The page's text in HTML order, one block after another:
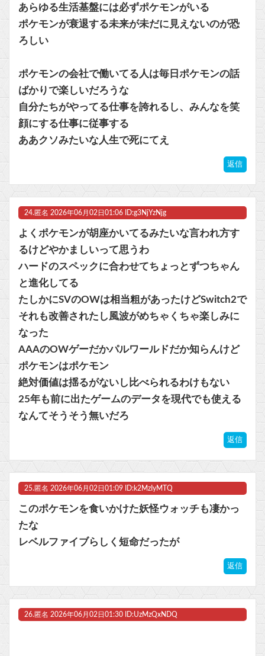
あらゆる生活基盤には必ずポケモンがいる
ポケモンが衰退する未来が未だに見えないのが恐
ろしい
ポケモンの会社で働いてる人は毎日ポケモンの話
ばかりで楽しいだろうな
自分たちがやってる仕事を誇れるし、みんなを笑
顔にする仕事に従事する
ああクソみたいな人生で死にてえ
返信
24. 匿名 2026年06月02日01:06 ID:g3NjYzNjg
よくポケモンが胡座かいてるみたいな言われ方す
るけどやかましいって思うわ
ハードのスペックに合わせてちょっとずつちゃん
と進化してる
たしかにSVのOWは相当粗があったけどSwitch2で
それも改善されたし風波がめちゃくちゃ楽しみに
なった
AAAのOWゲーだかパルワールドだか知らんけど
ポケモンはポケモン
絶対価値は揺るがないし比べられるわけもない
25年も前に出たゲームのデータを現代でも使える
なんてそうそう無いだろ
返信
25. 匿名 2026年06月02日01:09 ID:k2MzIyMTQ
このポケモンを食いかけた妖怪ウォッチも凄かっ
たな
レベルファイブらしく短命だったが
返信
26. 匿名 2026年06月02日01:30 ID:UzMzQxNDQ